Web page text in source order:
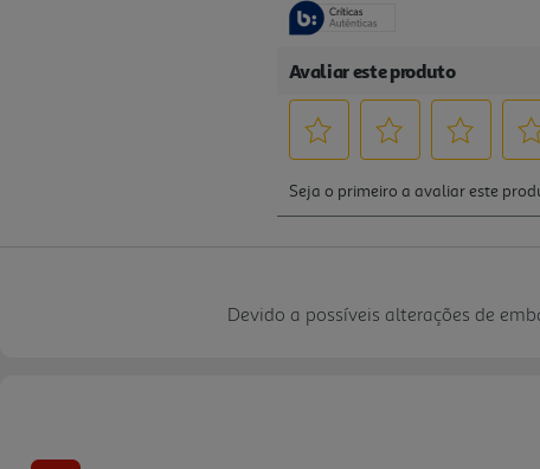
Devido a possíveis alterações de